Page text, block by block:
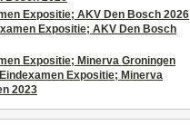
Expositie; AKV Den Bosch 2026
Expositie; AKV Den Bosch
Expositie; Minerva Groningen
Eindexamen Expositie; Minerva
2023